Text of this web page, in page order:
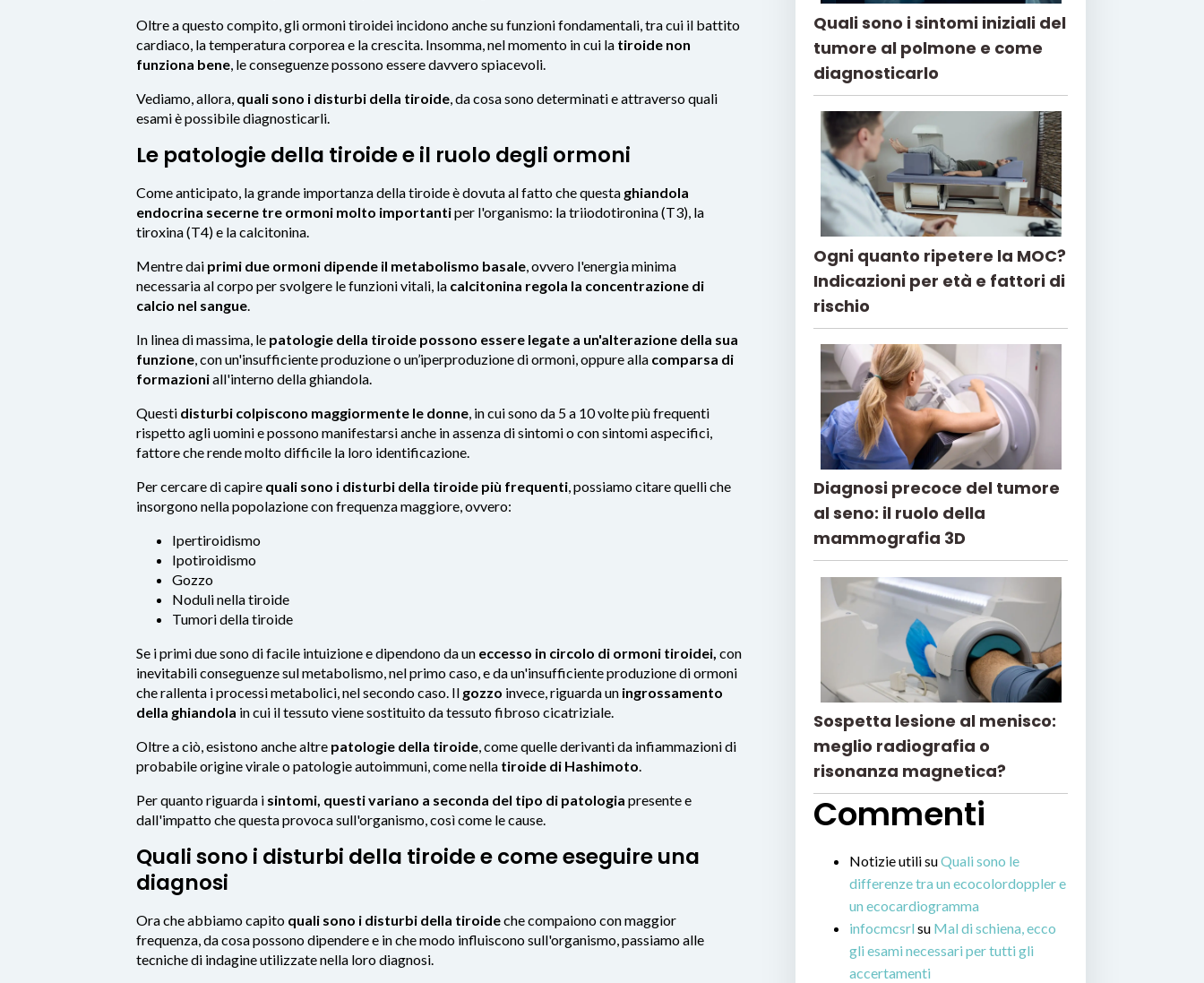
Oltre a questo compito, gli ormoni tiroidei incidono anche su funzioni fondamentali, tra cui il battito
cardiaco, la temperatura corporea e la crescita. Insomma, nel momento in cui la tiroide non
funziona bene , le conseguenze possono essere davvero spiacevoli.
Vediamo, allora, quali sono i disturbi della tiroide , da cosa sono determinati e attraverso quali
esami è possibile diagnosticarli.
Le patologie della tiroide e il ruolo degli ormoni
Come anticipato, la grande importanza della tiroide è dovuta al fatto che questa ghiandola
endocrina secerne tre ormoni molto importantiper l'organismo: la triiodotironina (T3), la
tiroxina (T4) e la calcitonina.
Mentre dai primi due ormoni dipende il metabolismo basale , ovvero l'energia minima
necessaria al corpo per svolgere le funzioni vitali, la calcitonina regola la concentrazione di
calcio nel sangue
In linea di massima, le patologie della tiroide possono essere legate a un'alterazione della sua
funzione , con un'insufficiente produzione o un’iperproduzione di ormoni, oppure alla comparsa di
formazioniall'interno della ghiandola.
Questi disturbi colpiscono maggiormente le donne , in cui sono da 5 a 10 volte più frequenti
rispetto agli uomini e possono manifestarsi anche in assenza di sintomi o con sintomi aspecifici,
fattore che rende molto difficile la loro identificazione.
Per cercare di capire quali sono i disturbi della tiroide più frequenti , possiamo citare quelli che
insorgono nella popolazione con frequenza maggiore, ovvero:
Ipertiroidismo
Ipotiroidismo
Gozzo
Noduli nella tiroide
Tumori della tiroide
Se i primi due sono di facile intuizione e dipendono da un eccesso in circolo di ormoni tiroidei, con
inevitabili conseguenze sul metabolismo, nel primo caso, e da un'insufficiente produzione di ormoni
che rallenta i processi metabolici, nel secondo caso. Il gozzo invece, riguarda un ingrossamento
della ghiandola in cui il tessuto viene sostituito da tessuto fibroso cicatriziale.
Oltre a ciò, esistono anche altre patologie della tiroide , come quelle derivanti da infiammazioni di
probabile origine virale o patologie autoimmuni, come nella tiroide di Hashimoto
Per quanto riguarda i sintomi, questi variano a seconda del tipo di patologia presente e
dall'impatto che questa provoca sull'organismo, così come le cause.
Quali sono i disturbi della tiroide e come eseguire una
diagnosi
Ora che abbiamo capito quali sono i disturbi della tiroideche compaiono con maggior
frequenza, da cosa possono dipendere e in che modo influiscono sull'organismo, passiamo alle
tecniche di indagine utilizzate nella loro diagnosi.
Quali sono i sintomi iniziali del
tumore al polmone e come
diagnosticarlo
Ogni quanto ripetere la MOC?
Indicazioni per età e fattori di
rischio
Diagnosi precoce del tumore
al seno: il ruolo della
mammografia 3D
Sospetta lesione al menisco:
meglio radiografia o
risonanza magnetica?
Commenti
Notizie utilisuQuali sono le
differenze tra un ecocolordoppler e
un ecocardiogramma
infocmcsrl su Mal di schiena, ecco
gli esami necessari per tutti gli
accertamenti